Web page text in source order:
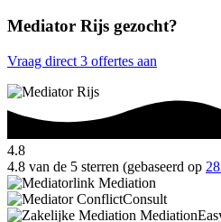
Mediator Rijs gezocht?
Vraag direct 3 offertes aan
4.8
4.8 van de 5 sterren (gebaseerd op